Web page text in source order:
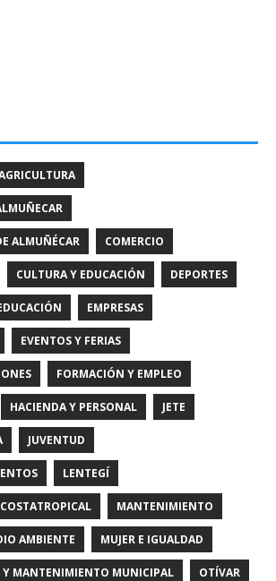
ALMUÑÉCAR COMERCIO
CULTURA Y EDUCACIÓN DEPORTES
EMPRESAS
EVENTOS Y FERIAS
FORMACIÓN Y EMPLEO
HACIENDA Y PERSONAL JETE
JUVENTUD
LENTEGÍ
MANTENIMIENTO
AMBIENTE MUJER E IGUALDAD
Y MANTENIMIENTO MUNICIPAL OTÍVAR